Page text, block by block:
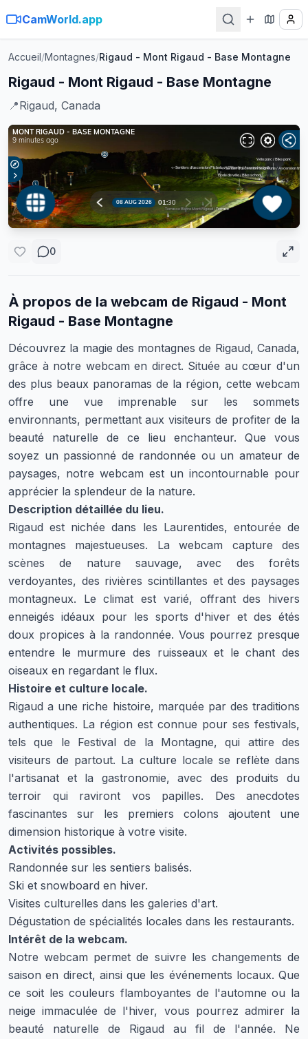
CamWorld.app
Accueil/Montagnes/Rigaud - Mont Rigaud - Base Montagne
Rigaud - Mont Rigaud - Base Montagne
📍Rigaud, Canada
0
À propos de la webcam de Rigaud - Mont
Rigaud - Base Montagne
Découvrez la magie des montagnes de Rigaud, Canada,
grâce à notre webcam en direct. Située au cœur d'un
des plus beaux panoramas de la région, cette webcam
offre une vue imprenable sur les sommets
environnants, permettant aux visiteurs de profiter de la
beauté naturelle de ce lieu enchanteur. Que vous
soyez un passionné de randonnée ou un amateur de
paysages, notre webcam est un incontournable pour
apprécier la splendeur de la nature.
Description détaillée du lieu.
Rigaud est nichée dans les Laurentides, entourée de
montagnes majestueuses. La webcam capture des
scènes de nature sauvage, avec des forêts
verdoyantes, des rivières scintillantes et des paysages
montagneux. Le climat est varié, offrant des hivers
enneigés idéaux pour les sports d'hiver et des étés
doux propices à la randonnée. Vous pourrez presque
entendre le murmure des ruisseaux et le chant des
oiseaux en regardant le flux.
Histoire et culture locale.
Rigaud a une riche histoire, marquée par des traditions
authentiques. La région est connue pour ses festivals,
tels que le Festival de la Montagne, qui attire des
visiteurs de partout. La culture locale se reflète dans
l'artisanat et la gastronomie, avec des produits du
terroir qui raviront vos papilles. Des anecdotes
fascinantes sur les premiers colons ajoutent une
dimension historique à votre visite.
Activités possibles.
Randonnée sur les sentiers balisés.
Ski et snowboard en hiver.
Visites culturelles dans les galeries d'art.
Dégustation de spécialités locales dans les restaurants.
Intérêt de la webcam.
Notre webcam permet de suivre les changements de
saison en direct, ainsi que les événements locaux. Que
ce soit les couleurs flamboyantes de l'automne ou la
neige immaculée de l'hiver, vous pourrez admirer la
beauté naturelle de Rigaud au fil de l'année. Ne